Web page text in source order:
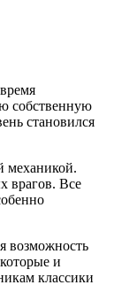
собственную
становился
механикой.
врагов. Все
возможность
и
классики